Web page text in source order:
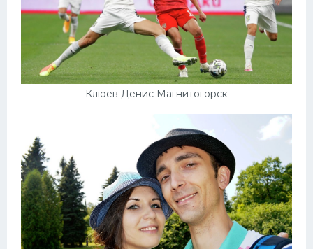
Клюев Денис Магнитогорск